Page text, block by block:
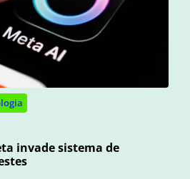
invade sistema de